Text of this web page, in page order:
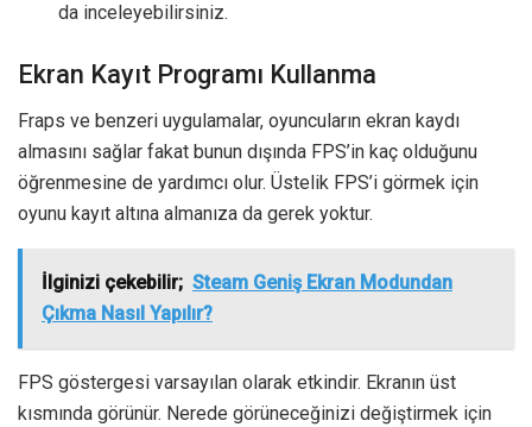
da inceleyebilirsiniz.
Ekran Kayıt Programı Kullanma
Fraps ve benzeri uygulamalar, oyuncuların ekran kaydı
almasını sağlar fakat bunun dışında FPS’in kaç olduğunu
öğrenmesine de yardımcı olur. Üstelik FPS’i görmek için
oyunu kayıt altına almanıza da gerek yoktur.
İlginizi çekebilir; Steam Geniş Ekran Modundan
Çıkma Nasıl Yapılır?
FPS göstergesi varsayılan olarak etkindir. Ekranın üst
kısmında görünür. Nerede görüneceğinizi değiştirmek için